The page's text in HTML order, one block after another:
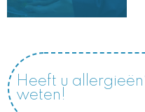
Heeft u
weten!